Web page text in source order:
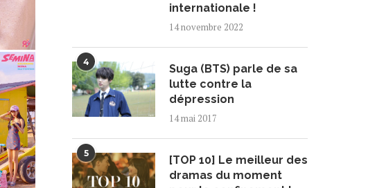
internationale !
14 novembre 2022
4
Suga (BTS) parle de sa
lutte contre la
dépression
14 mai 2017
5
[TOP 10] Le meilleur des
dramas du moment